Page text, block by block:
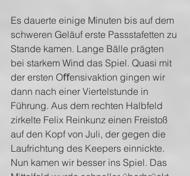
Es dauerte einige Minuten bis auf dem
schweren Geläuf erste Passstafetten zu
Stande kamen. Lange Bälle prägten
bei starkem Wind das Spiel. Quasi mit
der ersten Oﬀensivaktion gingen wir
dann nach einer Viertelstunde in
Führung. Aus dem rechten Halbfeld
zirkelte Felix Reinkunz einen Freistoß
auf den Kopf von Juli, der gegen die
Laufrichtung des Keepers einnickte.
Nun kamen wir besser ins Spiel. Das